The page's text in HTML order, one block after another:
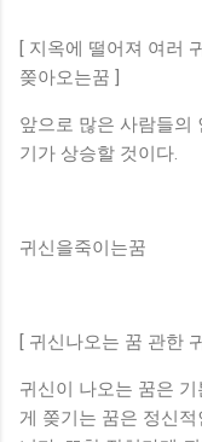
[ 지옥에 떨어져 여러
쫒아오는꿈 ]
앞으로 많은 사람들의
기가 상승할 것이다.
귀신을죽이는꿈
[ 귀신나오는 꿈 관한
귀신이 나오는 꿈은
게 쫒기는 꿈은 정신